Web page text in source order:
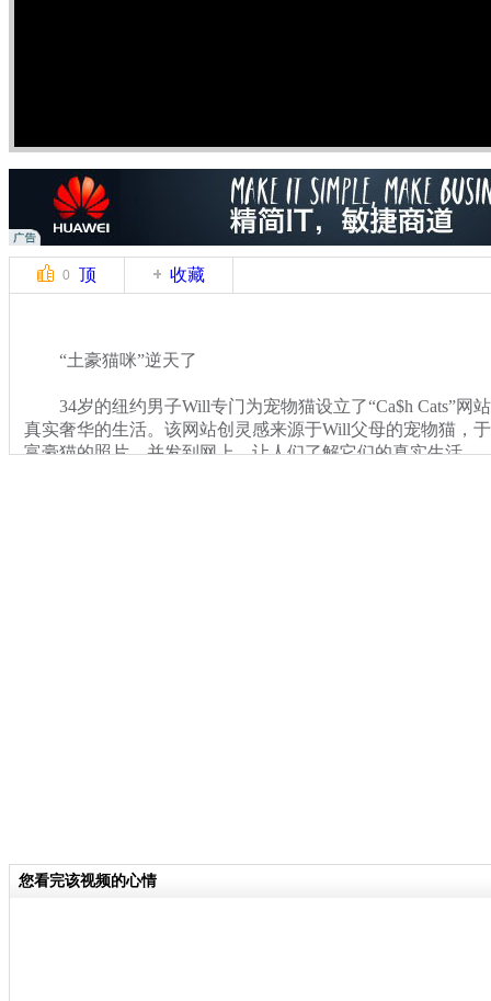
0 顶 收藏
“土豪猫咪”逆天了
34岁的纽约男子Will专门为宠物猫设立了“Ca$h Cats”网
真实奢华的生活。该网站创灵感来源于Will父母的宠物猫，
富豪猫的照片，并发到网上，让人们了解它们的真实生活。
您看完该视频的心情